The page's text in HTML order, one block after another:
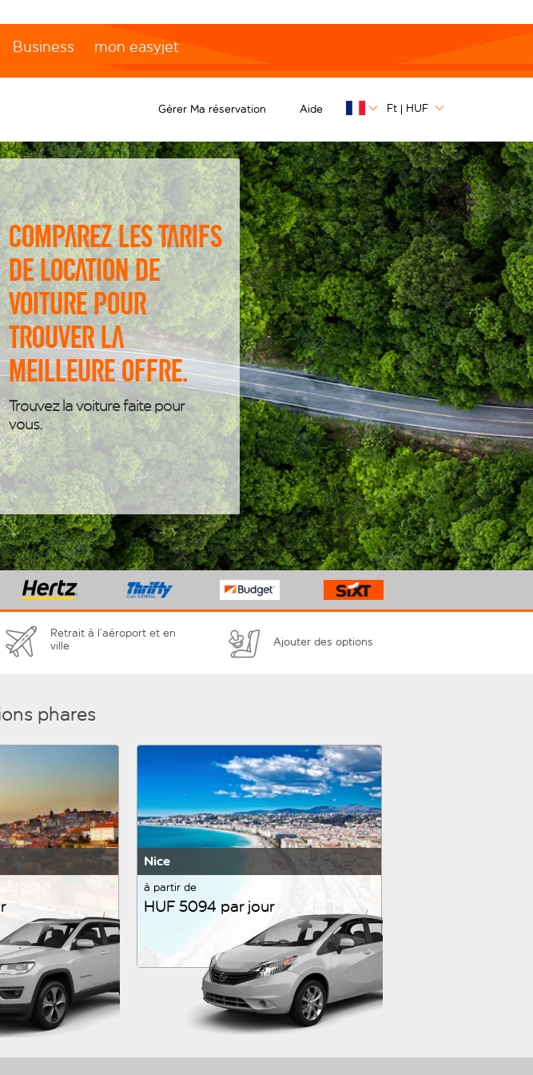
Business mon easyjet
Gérer Ma réservation Aide Ft | HUF
Comparez les tarifs
de location de
voiture pour
trouver la
meilleure offre.
Trouvez la voiture faite pour
vous.
Retrait à l’aéroport et en
ville
Ajouter des options
phares
Nice
à partir de
HUF 5094 par jour